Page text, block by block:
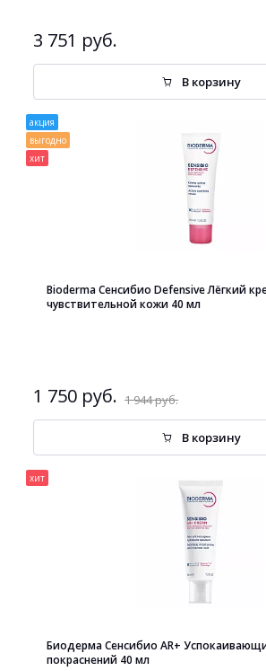
3 751 руб.
В корзину
акция
выгодно
хит
Bioderma Сенсибио Defensive Лёгкий
чувствительной кожи 40 мл
1 750 руб. 1 944 руб.
В корзину
хит
Биодерма Сенсибио AR+
покраснений 40 мл